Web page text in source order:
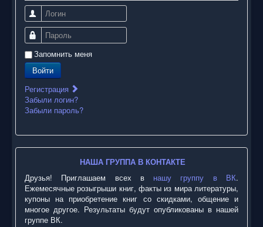
Логин
Пароль
Запомнить меня
Войти
Регистрация
Забыли логин?
Забыли пароль?
НАША ГРУППА В КОНТАКТЕ
Друзья! Приглашаем всех в нашу группу в ВК.
Ежемесячные розыгрыши книг, факты из мира литературы,
купоны на приобретение книг со скидками, общение и
многое другое. Результаты будут опубликованы в нашей
группе ВК.